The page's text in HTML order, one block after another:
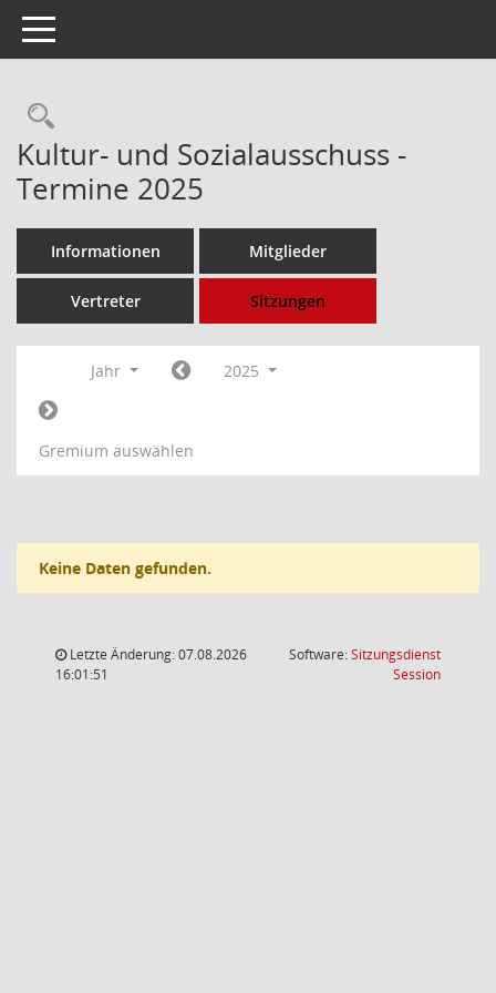
Toggle navigation
Rechercheauswahl
Kultur- und Sozialausschuss -
Termine 2025
Informationen Mitglieder
Vertreter Sitzungen
Jahr 2025
Gremium auswählen
Keine Daten gefunden.
Letzte Änderung: 07.08.2026
16:01:51
Software:Sitzungsdienst
Session(Wird in